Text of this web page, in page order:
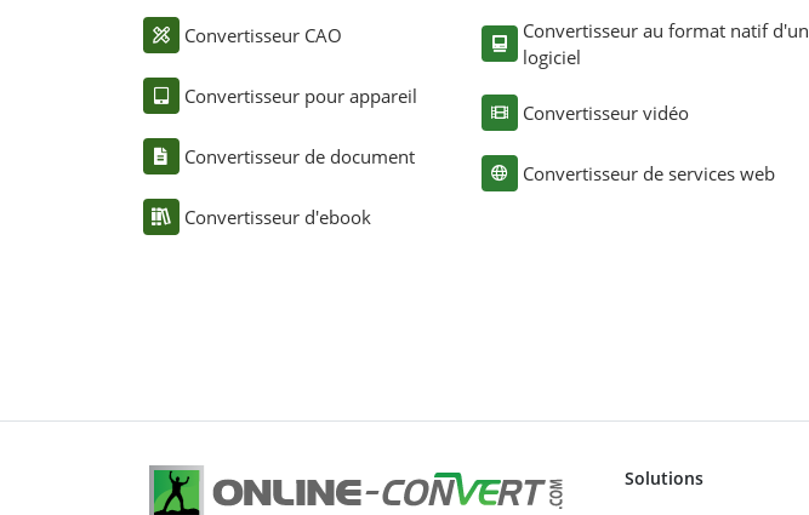
Convertisseur CAO
Convertisseur pour appareil
Convertisseur de document
Convertisseur d'ebook
Convertisseur au format natif d'un
logiciel
Convertisseur vidéo
Convertisseur de services web
Solutions